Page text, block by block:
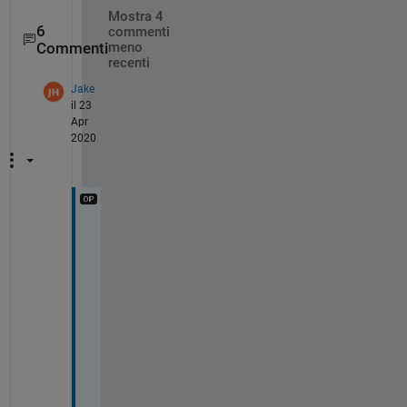
6
Commenti
Mostra 4
commenti
meno
recenti
Jake
il 23
Apr
2020